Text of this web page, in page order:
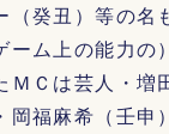
（癸丑）等の名
ーム上の能力の
ＭＣは芸人・増
岡福麻希（壬申